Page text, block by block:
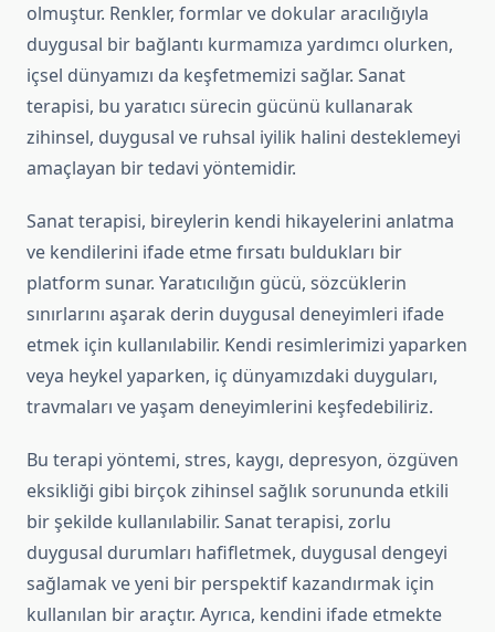
olmuştur. Renkler, formlar ve dokular aracılığıyla
duygusal bir bağlantı kurmamıza yardımcı olurken,
içsel dünyamızı da keşfetmemizi sağlar. Sanat
terapisi, bu yaratıcı sürecin gücünü kullanarak
zihinsel, duygusal ve ruhsal iyilik halini desteklemeyi
amaçlayan bir tedavi yöntemidir.
Sanat terapisi, bireylerin kendi hikayelerini anlatma
ve kendilerini ifade etme fırsatı buldukları bir
platform sunar. Yaratıcılığın gücü, sözcüklerin
sınırlarını aşarak derin duygusal deneyimleri ifade
etmek için kullanılabilir. Kendi resimlerimizi yaparken
veya heykel yaparken, iç dünyamızdaki duyguları,
travmaları ve yaşam deneyimlerini keşfedebiliriz.
Bu terapi yöntemi, stres, kaygı, depresyon, özgüven
eksikliği gibi birçok zihinsel sağlık sorununda etkili
bir şekilde kullanılabilir. Sanat terapisi, zorlu
duygusal durumları hafifletmek, duygusal dengeyi
sağlamak ve yeni bir perspektif kazandırmak için
kullanılan bir araçtır. Ayrıca, kendini ifade etmekte